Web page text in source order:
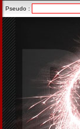
Pseudo :